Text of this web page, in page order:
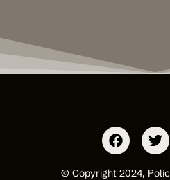
© Copyright 2024,